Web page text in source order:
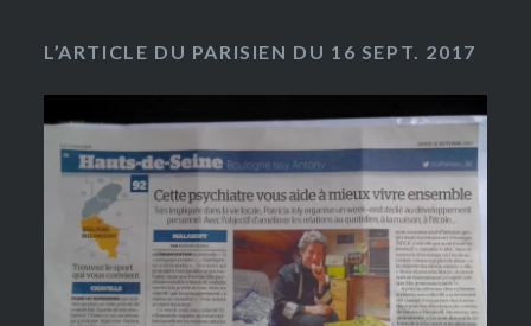
L’ARTICLE DU PARISIEN DU 16 SEPT. 2017